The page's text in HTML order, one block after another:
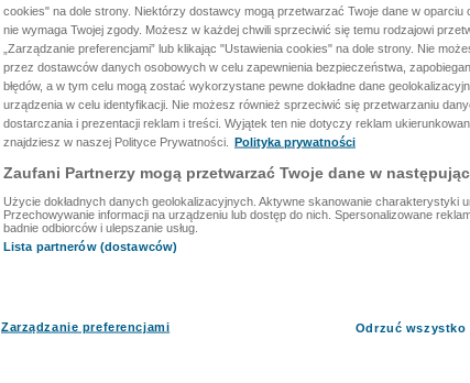
cookies" na dole strony. Niektórzy dostawcy mogą przetwarzać Twoje dane w oparciu
nie wymaga Twojej zgody. Możesz w każdej chwili sprzeciwić się temu rodzajowi
„Zarządzanie preferencjami” lub klikając "Ustawienia cookies" na dole strony. Nie
przez dostawców danych osobowych w celu zapewnienia bezpieczeństwa,
błędów, a w tym celu mogą zostać wykorzystane pewne dokładne dane
urządzenia w celu identyfikacji. Nie możesz również sprzeciwić się przetwarzaniu
dostarczania i prezentacji reklam i treści. Wyjątek ten nie dotyczy reklam
znajdziesz w naszej Polityce Prywatności.
Polityka prywatności
Zaufani Partnerzy mogą przetwarzać Twoje dane w
Użycie dokładnych danych geolokalizacyjnych. Aktywne skanowanie charakterystyki
Przechowywanie informacji na urządzeniu lub dostęp do nich. Spersonalizowane
badnie odbiorców i ulepszanie usług.
Lista partnerów (dostawców)
Zarządzanie preferencjami Odrzuć wszystko